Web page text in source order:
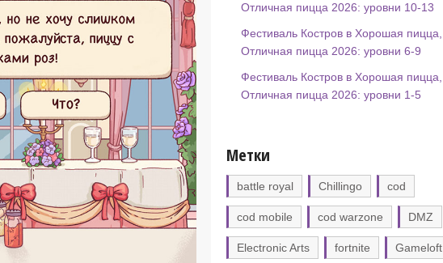
Отличная пицца 2026: уровни 10-13
Фестиваль Костров в Хорошая пицца,
Отличная пицца 2026: уровни 6-9
Фестиваль Костров в Хорошая пицца,
Отличная пицца 2026: уровни 1-5
Метки
battle royal Chillingo cod
cod mobile cod warzone DMZ
Electronic Arts fortnite Gameloft